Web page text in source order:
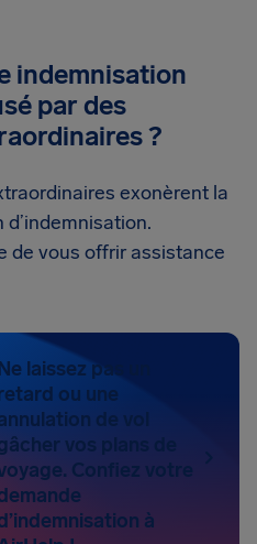
indemnisation
par des
?
exonèrent la
de vous offrir assistance
laissez pas un
ou une
de vol
vos plans de
Confiez votre
à